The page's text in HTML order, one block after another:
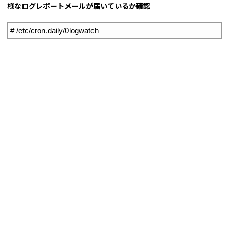
様なログレポートメールが届いているか確認
# /etc/cron.daily/0logwatch